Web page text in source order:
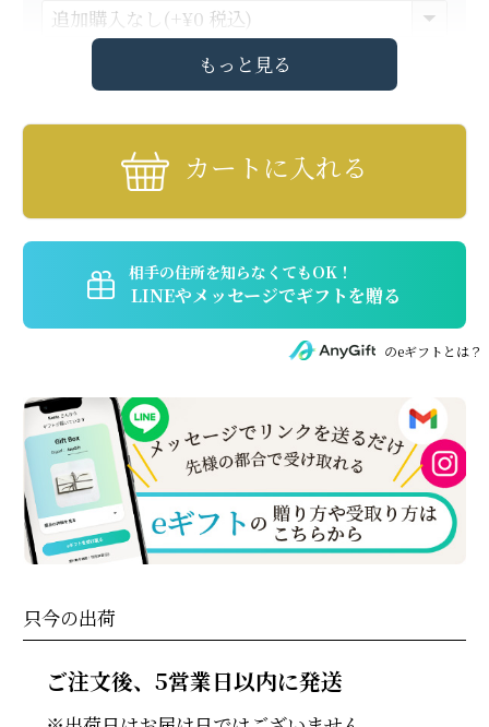
)
須
タレの追加につきましては、ギフトボックスに全
て、ダンボールでの発送になります。
ギフトボックスのサイズは弊社で選ばせていただ
きます。
タレの同梱を希望しない場合は、「備考欄」に
「同梱を希望しない」と記載をお願い致します。
eギフトを贈られる場合、蒲焼のたれの追加購入は
できません。セット商品のみ受付が可能です。
もっと見る
カートに入れる
のeギフトとは？
只今の出荷
ご注文後、 5営業日以内に発送